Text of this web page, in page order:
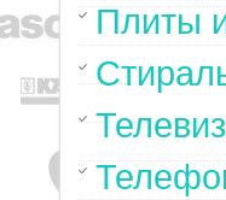
Плиты